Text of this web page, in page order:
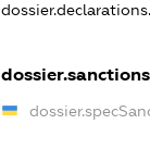
dossier.sanctions